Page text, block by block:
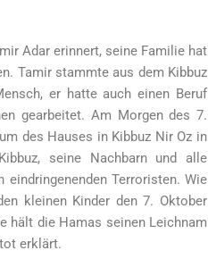
Adar erinnert, seine Familie hat
Tamir stammte aus dem Kibbuz
er hatte auch einen Beruf
gearbeitet. Am Morgen des 7.
des Hauses in Kibbuz Nir Oz in
seine Nachbarn und alle
eindringenenden Terroristen. Wie
kleinen Kinder den 7. Oktober
hält die Hamas seinen Leichnam
erklärt.